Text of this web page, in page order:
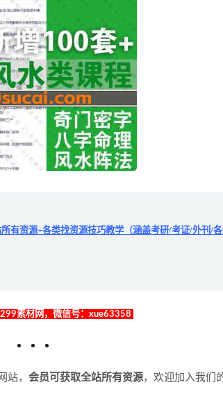
有资源+各类找资源技巧教学（涵盖考研/考证/外刊/
素材网，微信号：xue63358
站， 会员可获取全站所有资源，欢迎加入我们